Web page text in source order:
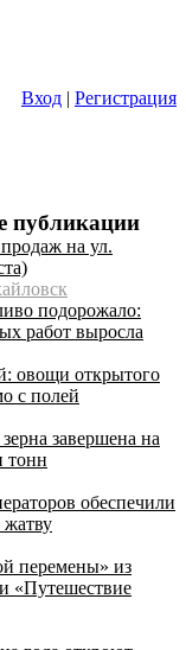
Вход | Регистрация
публикации
на ул.
подорожало:
работ выросла
овощи открытого
с полей
завершена на
тонн
обеспечили
жатву
перемены» из
«Путешествие